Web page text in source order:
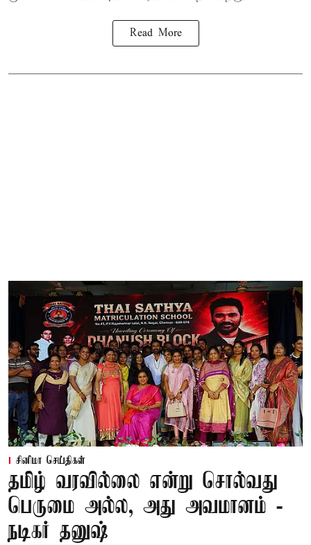
Read More
சினிமா செய்திகள்
தமிழ் வரவில்லை என்று சொல்வது
பெருமை அல்ல, அது அவமானம் -
நடிகர் தனுஷ்